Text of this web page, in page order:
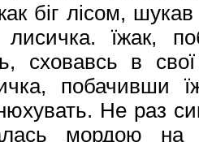
біг лісом, шукав
їжак,
сховавсь в
побачивши
Не раз
мордою